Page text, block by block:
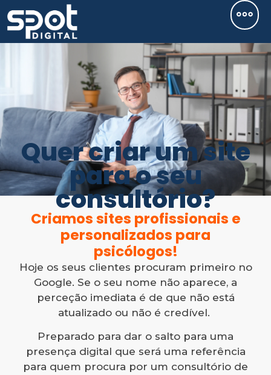
Quer criar um site
para o seu
consultório?
Criamos sites profissionais e
personalizados para
psicólogos!
Hoje os seus clientes procuram primeiro no
Google. Se o seu nome não aparece, a
perceção imediata é de que não está
atualizado ou não é credível.
Preparado para dar o salto para uma
presença digital que será uma referência
para quem procura por um consultório de